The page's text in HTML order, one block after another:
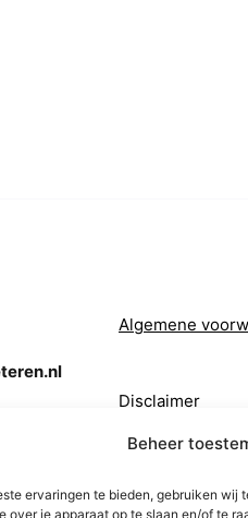
Beheer
ervaringen te bieden, gebruiken wij
over je apparaat op te slaan en/of te
Algemene
Disclaimer